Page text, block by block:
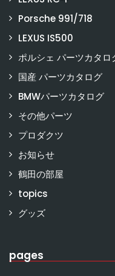
Porsche 991/718
LEXUS IS500
ポルシェ パーツカタロ
国産 パーツカタログ
BMWパーツカタログ
その他パーツ
プロダクツ
お知らせ
鶴田の部屋
topics
グッズ
pages